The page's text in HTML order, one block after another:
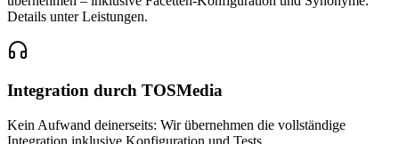
Details unter Leistungen.
Integration durch TOSMedia
Kein Aufwand deinerseits: Wir übernehmen die vollständige
Integration inklusive Konfiguration und Tests.